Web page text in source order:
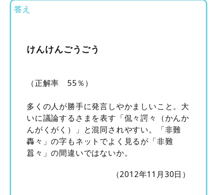
答え
けんけんごうごう
（正解率 55％）
多くの人が勝手に発言しやかましいこと。大
いに議論するさまを表す「侃々諤々（かんか
んがくがく）」と混同されやすい。「非難
轟々」の字もネットでよく見るが「非難
囂々」の間違いではないか。
（2012年11月30日）